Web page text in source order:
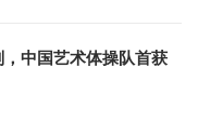
中国艺术体操队首获